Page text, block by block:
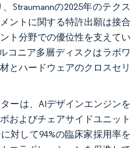
Straumannの2025年のテクス
ントに関する特許出願は接合
ト分野での優位性を支えてい
コニア多層ディスクはラボワ
とハードウェアのクロスセリ
ーは、AIデザインエンジンを
およびチェアサイドユニット
対して94%の臨床家採用率を